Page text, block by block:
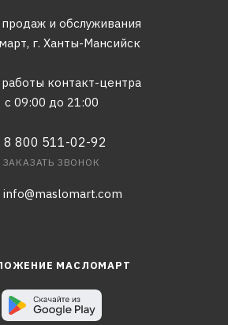
и обслуживания
г. Ханты-Мансийск
контакт-центра
с 09:00 до 21:00
8 800 511-02-92
ЗАКАЗАТЬ ЗВОНОК
info@maslomart.com
МАСЛОМАРТ